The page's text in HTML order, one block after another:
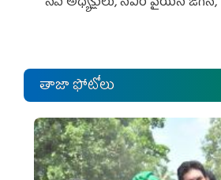
తాజా ఫోటోలు